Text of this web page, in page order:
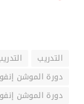
التدريب
دورة الموشن
دورة الموشن